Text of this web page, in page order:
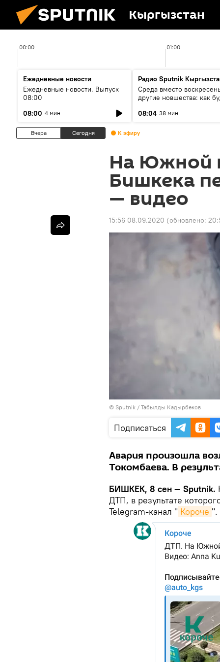
Кыргызстан
00:00 01:00
Ежедневные новости
Ежедневные новости. Выпуск
08:00
08:00 4 мин
Радио Sputnik
Среда вместо
другие новшества: как
08:04 38 мин
Вчера Сегодня К эфиру
На Южной
Бишкека
— видео
15:56 08.09.2020 (обновлено:
© Sputnik / Табылды Кадырбеков
Подписаться
Авария произошла
Токомбаева. В
БИШКЕК, 8 сен — Sputnik.
ДТП, в результате
Telegram-канал " Короче ".